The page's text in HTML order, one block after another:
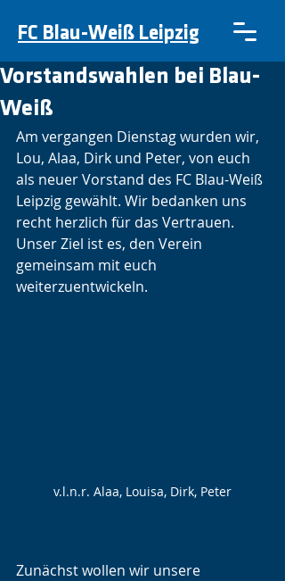
FC Blau-Weiß Leipzig
Vorstandswahlen bei Blau-
Weiß
Am vergangen Dienstag wurden wir,
Lou, Alaa, Dirk und Peter, von euch
als neuer Vorstand des FC Blau-Weiß
Leipzig gewählt. Wir bedanken uns
recht herzlich für das Vertrauen.
Unser Ziel ist es, den Verein
gemeinsam mit euch
weiterzuentwickeln.
v.l.n.r. Alaa, Louisa, Dirk, Peter
Zunächst wollen wir unsere